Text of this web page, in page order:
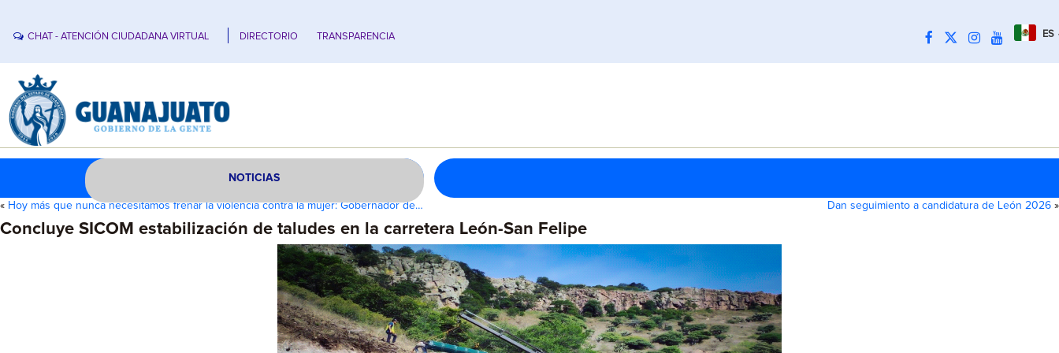
CHAT - ATENCIÓN CIUDADANA VIRTUAL DIRECTORIO TRANSPARENCIA ES
NOTICIAS
« Hoy más que nunca necesitamos frenar la violencia contra la mujer: Gobernador de… Dan seguimiento a candidatura de León 2026 »
Concluye SICOM estabilización de taludes en la carretera León-San Felipe